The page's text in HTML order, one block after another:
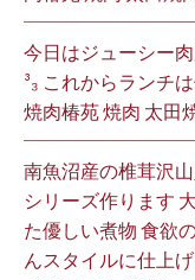
今日はジューシー
³₃ これからランチ
焼肉椿苑 焼肉 太田
南魚沼産の椎茸沢
シリーズ作ります
た優しい煮物 食欲
んスタイルに仕上